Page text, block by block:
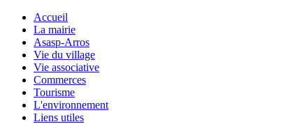
Accueil
La mairie
Asasp-Arros
Vie du village
Vie associative
Commerces
Tourisme
L'environnement
Liens utiles